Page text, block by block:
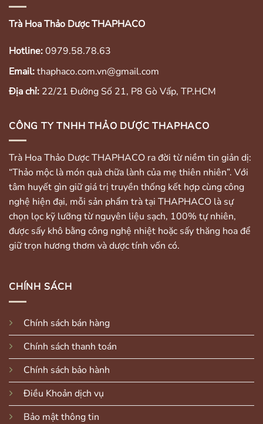
Trà Hoa Thảo Dược THAPHACO
Hotline:0979.58.78.63
Email:thaphaco.com.vn@gmail.com
Địa chỉ: 22/21 Đường Số 21, P8 Gò Vấp, TP.HCM
CÔNG TY TNHH THẢO DƯỢC THAPHACO
Trà Hoa Thảo Dược THAPHACO ra đời từ niềm tin giản dị:
“Thảo mộc là món quà chữa lành của mẹ thiên nhiên”. Với
tâm huyết gìn giữ giá trị truyền thống kết hợp cùng công
nghệ hiện đại, mỗi sản phẩm trà tại THAPHACO là sự
chọn lọc kỹ lưỡng từ nguyên liệu sạch, 100% tự nhiên,
được sấy khô bằng công nghệ nhiệt hoặc sấy thăng hoa để
giữ trọn hương thơm và dược tính vốn có.
CHÍNH SÁCH
Chính sách bán hàng
Chính sách thanh toán
Chính sách bảo hành
Điều Khoản dịch vụ
Bảo mật thông tin